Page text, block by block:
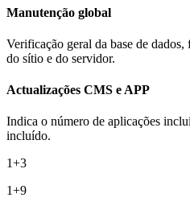
Manutenção global
Verificação geral da base de
do sítio e do servidor.
Actualizações CMS e APP
Indica o número de aplicações
incluído.
1+3
1+9